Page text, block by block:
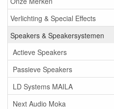
Verlichting & Special Effects
Speakers & Speakersystemen
Actieve Speakers
Passieve Speakers
LD Systems MAILA
Next Audio Moka